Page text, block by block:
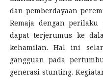
dan pemberdayaan
Remaja dengan perilaku
dapat terjerumus ke
kehamilan. Hal ini
gangguan pada
generasi stunting.